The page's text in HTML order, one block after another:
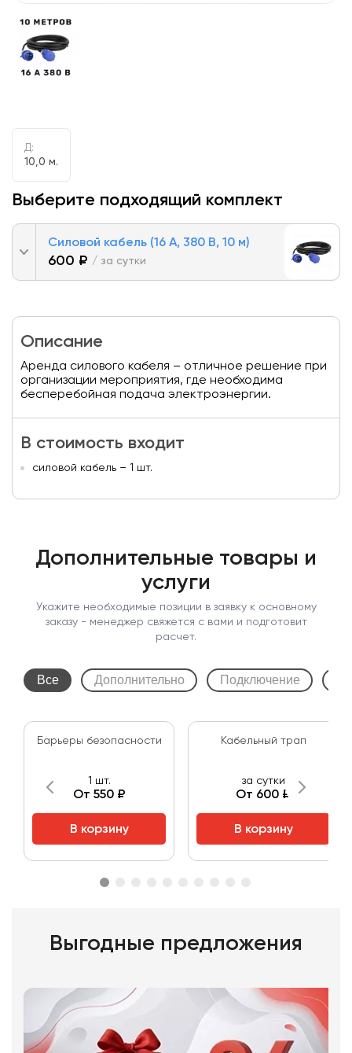
Д:
10,0 м.
Выберите подходящий комплект
Силовой кабель (16 А, 380 В, 10 м)
600 ₽ / за сутки
Описание
Аренда силового кабеля – отличное решение при
организации мероприятия, где необходима
бесперебойная подача электроэнергии.
В стоимость входит
силовой кабель – 1 шт.
Дополнительные товары и
услуги
Укажите необходимые позиции в заявку к основному
заказу - менеджер свяжется с вами и подготовит
расчет.
Все Дополнительно Подключение
Барьеры безопасности
1 шт.
От 550 ₽
В корзину
Кабельный трап
за сутки
От 600 ₽
В корзину
Выгодные предложения